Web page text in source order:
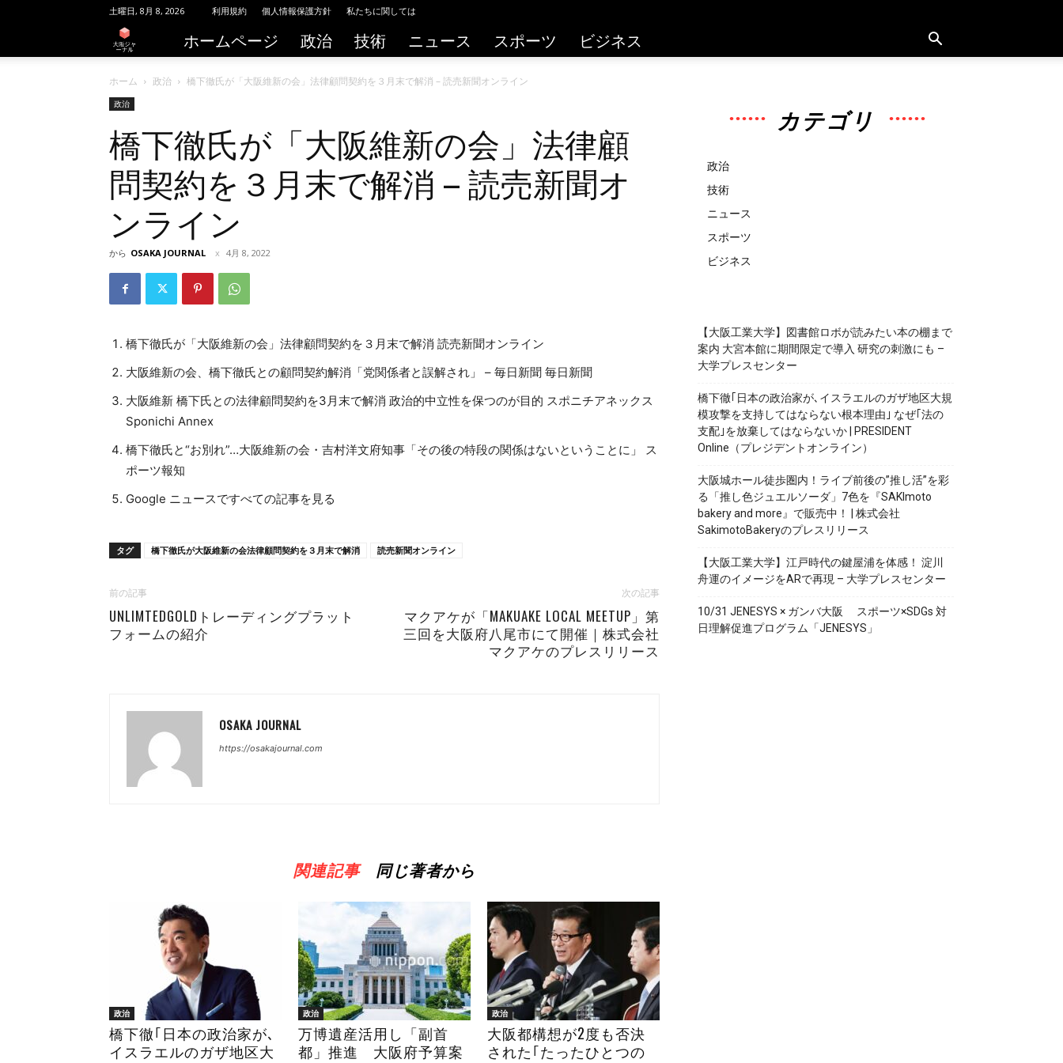
土曜日, 8月 8, 2026 利用規約 個人情報保護方針 私たちに関しては
ャ
ー
ナ
ル
ホームページ 政治 技術 ニュース スポーツ ビジネス
ホーム 政治 橋下徹氏が「大阪維新の会」法律顧問契約を３月末で解消 – 読売新聞オンライン
政治
橋下徹氏が「大阪維新の会」法律顧
問契約を３月末で解消 – 読売新聞オ
ンライン
から OSAKA JOURNAL 4月 8, 2022
橋下徹氏が「大阪維新の会」法律顧問契約を３月末で解消 読売新聞オンライン
大阪維新の会、橋下徹氏との顧問契約解消「党関係者と誤解され」 – 毎日新聞 毎日新聞
大阪維新 橋下氏との法律顧問契約を3月末で解消 政治的中立性を保つのが目的 スポニチアネックス
Sponichi Annex
橋下徹氏と“お別れ”…大阪維新の会・吉村洋文府知事「その後の特段の関係はないということに」 ス
ポーツ報知
Google ニュースですべての記事を見る
タグ 橋下徹氏が大阪維新の会法律顧問契約を３月末で解消 読売新聞オンライン
前の記事
UNLIMTEDGOLDトレーディングプラット
フォームの紹介
次の記事
マクアケが「MAKUAKE LOCAL MEETUP」第
三回を大阪府八尾市にて開催｜株式会社
マクアケのプレスリリース
OSAKA JOURNAL
https://osakajournal.com
関連記事 同じ著者から
政治
橋下徹｢日本の政治家が､
イスラエルのガザ地区大
政治
万博遺産活用し「副首
都」推進 大阪府予算案
政治
大阪都構想が2度も否決
された｢たったひとつの
カテゴリ
政治
技術
ニュース
スポーツ
ビジネス
【大阪工業大学】図書館ロボが読みたい本の棚まで
案内 大宮本館に期間限定で導入 研究の刺激にも –
大学プレスセンター
橋下徹｢日本の政治家が､イスラエルのガザ地区大規
模攻撃を支持してはならない根本理由｣ なぜ｢法の
支配｣を放棄してはならないか | PRESIDENT
Online（プレジデントオンライン）
大阪城ホール徒歩圏内！ライブ前後の”推し活”を彩
る「推し色ジュエルソーダ」7色を『SAKImoto
bakery and more』で販売中！ | 株式会社
SakimotoBakeryのプレスリリース
【大阪工業大学】江戸時代の鍵屋浦を体感！ 淀川
舟運のイメージをARで再現 – 大学プレスセンター
10/31 JENESYS × ガンバ大阪 スポーツ×SDGs 対
日理解促進プログラム「JENESYS」